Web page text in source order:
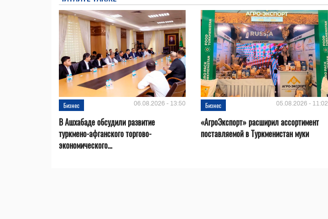
Бизнес 06.08.2026 - 13:50
В Ашхабаде обсудили развитие
туркмено-афганского торгово-
экономического...
Бизнес 05.08.2026 - 11:02
«АгроЭкспорт» расширил ассортимент
поставляемой в Туркменистан муки